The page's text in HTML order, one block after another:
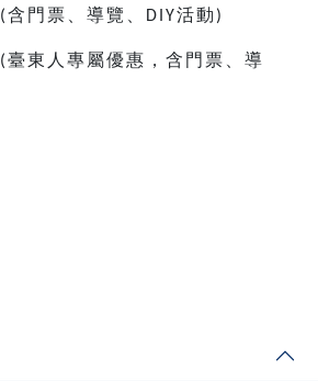
(含門票、導覽、 DIY活動 )
(臺東人專屬優惠，含門票、導